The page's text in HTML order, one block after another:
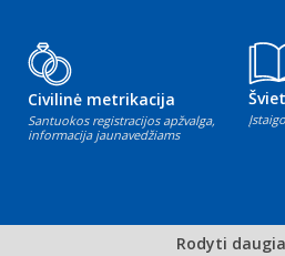
Civilinė metrikacija
Santuokos registracijos apžvalga,
informacija jaunavedžiams
Rodyti